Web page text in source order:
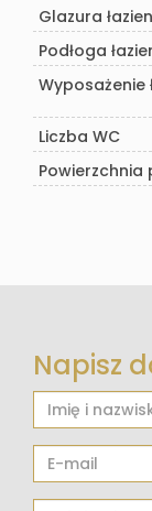
Glazura
Podłoga
Wyposażenie
Liczba WC
Powierzchnia
Napisz